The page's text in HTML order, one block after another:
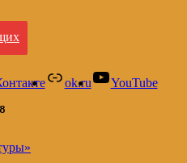
ok.ru YouTube